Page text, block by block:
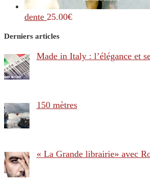
dente 25.00€
Derniers articles
Made in Italy : l’élégance et
150 mètres
« La Grande librairie» avec